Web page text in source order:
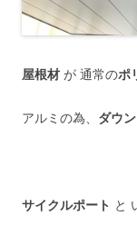
屋根材 が 通常のポ
アルミの為、 ダウ
サイクルポート と